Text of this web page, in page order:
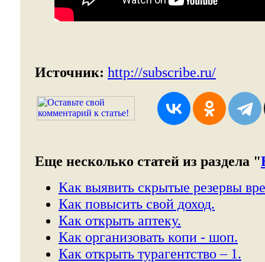
Источник: http://subscribe.ru/
Еще несколько статей из раздела "
Как выявить скрытые резервы
Как повысить свой доход.
Как открыть аптеку.
Как организовать копи - шоп.
Как открыть турагентство – 1.